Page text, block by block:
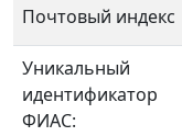
Почтовый индекс
Уникальный
идентификатор
ФИАС: